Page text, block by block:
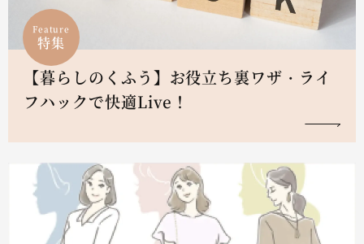
Feature
特集
【暮らしのくふう】お役立ち裏ワザ・ライ
フハックで快適Live！